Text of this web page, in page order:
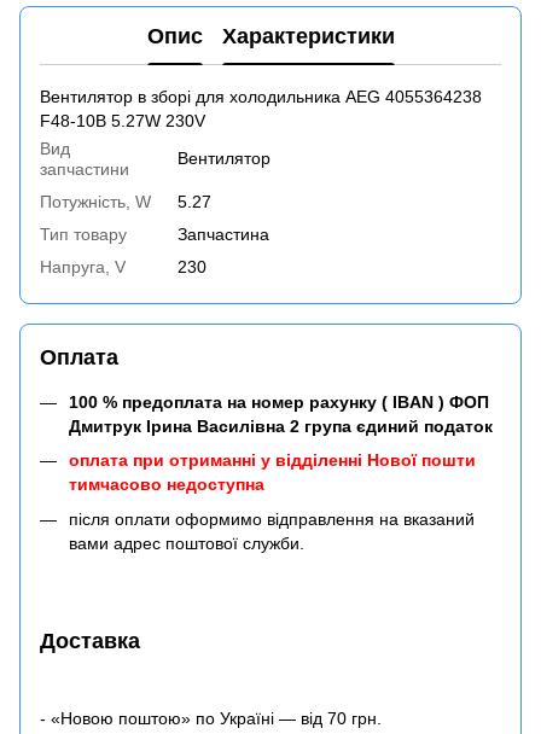
Опис Характеристики
Вентилятор в зборі для холодильника AEG 4055364238
F48-10B 5.27W 230V
Вид
запчастини
Вентилятор
Потужність, W
5.27
Тип товару
Запчастина
Напруга, V
230
Оплата
100 % предоплата на номер рахунку ( IBAN ) ФОП
Дмитрук Ірина Василівна 2 група єдиний податок
оплата при отриманні у відділенні Нової пошти
тимчасово недоступна
після оплати оформимо відправлення на вказаний
вами адрес поштової служби.
Доставка
- «Новою поштою» по Україні — від 70 грн.